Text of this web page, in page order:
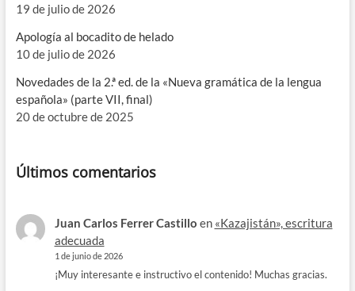
19 de julio de 2026
Apología al bocadito de helado
10 de julio de 2026
Novedades de la 2.ª ed. de la «Nueva gramática de la lengua
española» (parte VII, final)
20 de octubre de 2025
Últimos comentarios
Juan Carlos Ferrer Castillo en «Kazajistán», escritura
adecuada
1 de junio de 2026
¡Muy interesante e instructivo el contenido! Muchas gracias.